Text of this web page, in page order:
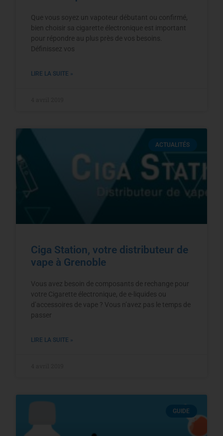
Que vous soyez un vapoteur débutant ou confirmé,
bien choisir sa cigarette électronique est important
pour répondre au plus près de vos besoins.
Définissez vos
LIRE LA SUITE »
ACTUALITÉS
Ciga Station, votre distributeur de
vape à Grenoble
Vous avez besoin de composants de rechange pour
votre Cigarette électronique, de e-liquides ou
d’accessoires de vape ? Vous n’avez pas le temps de
passer
LIRE LA SUITE »
GUIDE